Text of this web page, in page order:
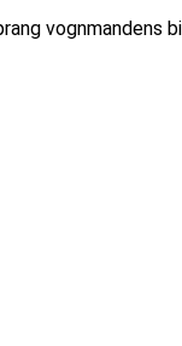
vognmandens